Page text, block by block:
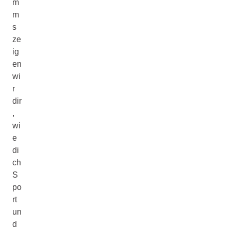
m
m
s
ze
ig
en
wi
r
dir
,
wi
e
di
ch
S
po
rt
un
d